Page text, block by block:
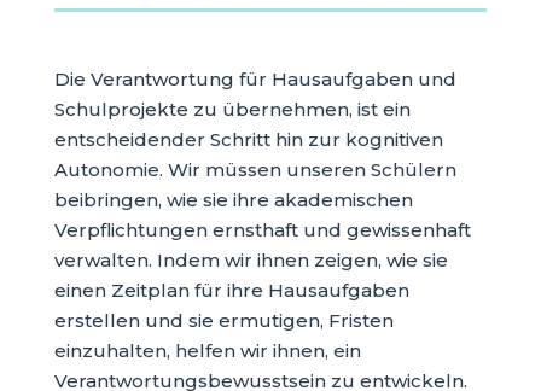
Die Verantwortung für Hausaufgaben und
Schulprojekte zu übernehmen, ist ein
entscheidender Schritt hin zur kognitiven
Autonomie. Wir müssen unseren Schülern
beibringen, wie sie ihre akademischen
Verpflichtungen ernsthaft und gewissenhaft
verwalten. Indem wir ihnen zeigen, wie sie
einen Zeitplan für ihre Hausaufgaben
erstellen und sie ermutigen, Fristen
einzuhalten, helfen wir ihnen, ein
Verantwortungsbewusstsein zu entwickeln.